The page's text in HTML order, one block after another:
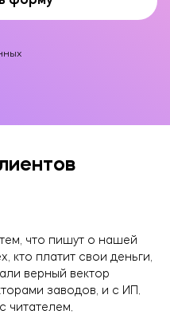
что пишут о нашей
кто платит свои деньги,
верный вектор
заводов, и с ИП.
читателем.